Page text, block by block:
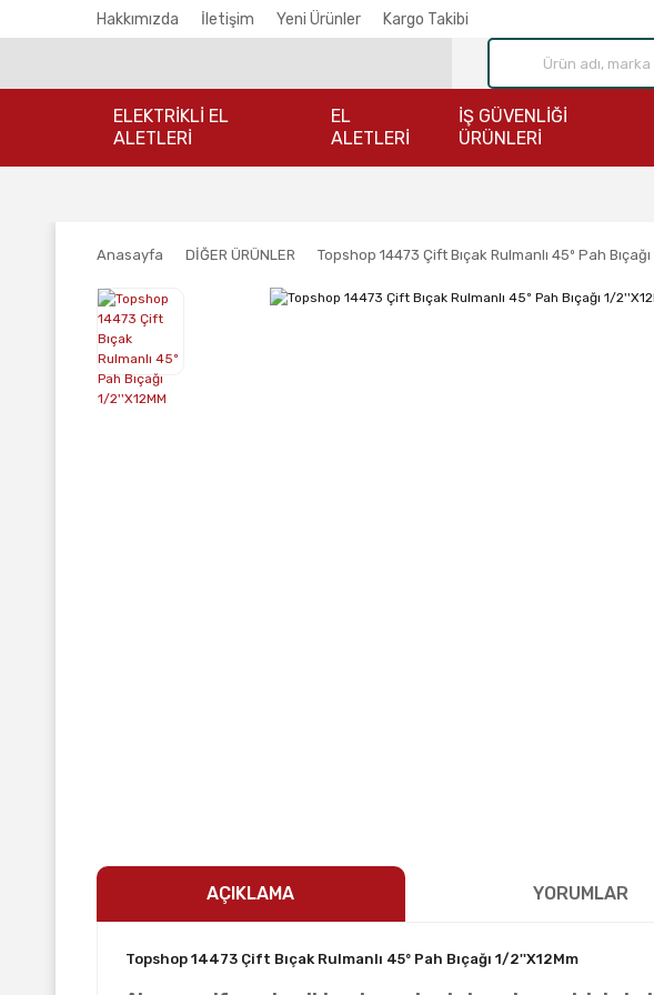
Hakkımızda İletişim Yeni Ürünler Kargo Takibi
ELEKTRİKLİ EL
ALETLERİ
EL
ALETLERİ
İŞ GÜVENLİĞİ
ÜRÜNLERİ
Anasayfa DİĞER ÜRÜNLER Topshop 14473 Çift Bıçak Rulmanlı 45º Pah
AÇIKLAMA YORUMLAR
Topshop 14473 Çift Bıçak Rulmanlı 45º Pah Bıçağı 1/2''X12Mm